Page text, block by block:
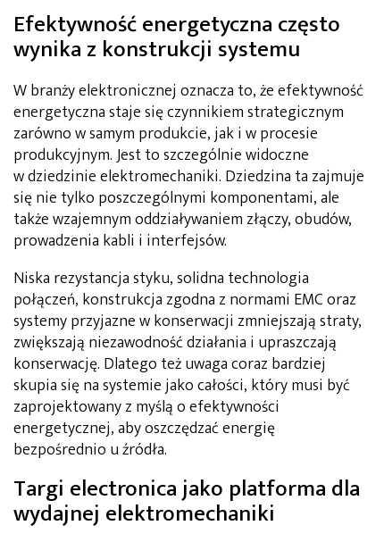
Efektywność energetyczna często
wynika z konstrukcji systemu
W branży elektronicznej oznacza to, że efektywność
energetyczna staje się czynnikiem strategicznym
zarówno w samym produkcie, jak i w procesie
produkcyjnym. Jest to szczególnie widoczne
w dziedzinie elektromechaniki. Dziedzina ta zajmuje
się nie tylko poszczególnymi komponentami, ale
także wzajemnym oddziaływaniem złączy, obudów,
prowadzenia kabli i interfejsów.
Niska rezystancja styku, solidna technologia
połączeń, konstrukcja zgodna z normami EMC oraz
systemy przyjazne w konserwacji zmniejszają straty,
zwiększają niezawodność działania i upraszczają
konserwację. Dlatego też uwaga coraz bardziej
skupia się na systemie jako całości, który musi być
zaprojektowany z myślą o efektywności
energetycznej, aby oszczędzać energię
bezpośrednio u źródła.
Targi electronica jako platforma dla
wydajnej elektromechaniki